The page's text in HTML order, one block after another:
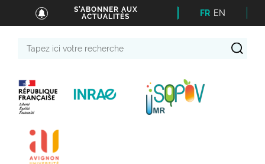
S'ABONNER AUX
ACTUALITÉS
FR EN